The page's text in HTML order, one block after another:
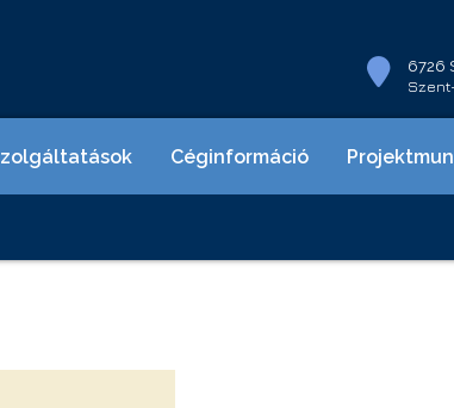
6726
Céginformáció